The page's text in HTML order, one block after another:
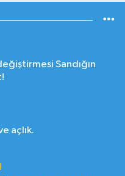
Sandığın
açlık.